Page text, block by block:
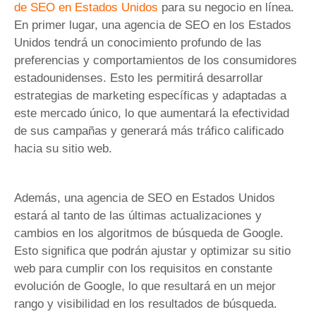
de SEO en Estados Unidos para su negocio en línea.
En primer lugar, una agencia de SEO en los Estados
Unidos tendrá un conocimiento profundo de las
preferencias y comportamientos de los consumidores
estadounidenses. Esto les permitirá desarrollar
estrategias de marketing específicas y adaptadas a
este mercado único, lo que aumentará la efectividad
de sus campañas y generará más tráfico calificado
hacia su sitio web.
Además, una agencia de SEO en Estados Unidos
estará al tanto de las últimas actualizaciones y
cambios en los algoritmos de búsqueda de Google.
Esto significa que podrán ajustar y optimizar su sitio
web para cumplir con los requisitos en constante
evolución de Google, lo que resultará en un mejor
rango y visibilidad en los resultados de búsqueda.